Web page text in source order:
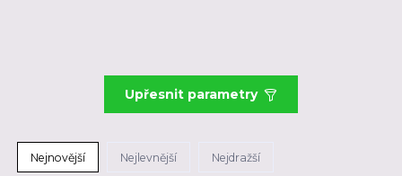
Upřesnit parametry
Nejnovější Nejlevnější Nejdražší